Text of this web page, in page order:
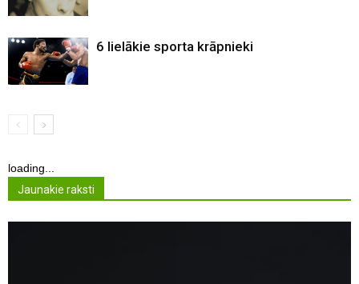
6 lielākie sporta krāpnieki
loading...
Jaunakie raksti